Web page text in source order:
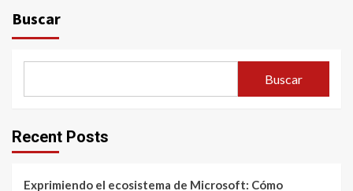
Buscar
Buscar
Recent Posts
Exprimiendo el ecosistema de Microsoft: Cómo